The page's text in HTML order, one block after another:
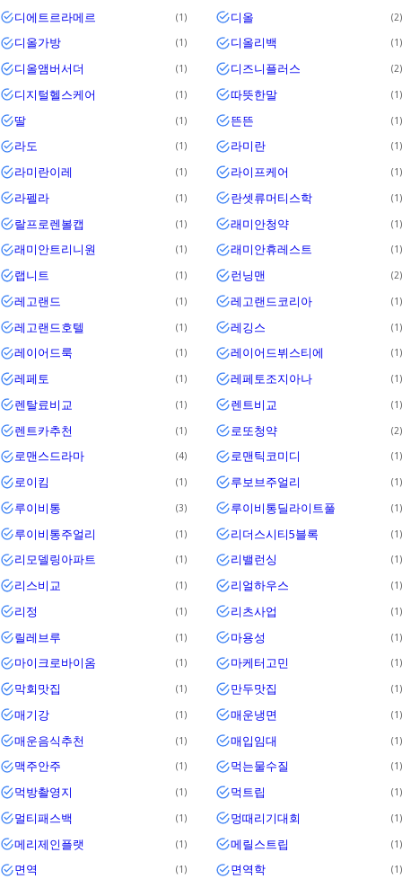
디에트르라메르 1 디올 2
디올가방 1 디올리백 1
디올앰버서더 1 디즈니플러스 2
디지털헬스케어 1 따뜻한말 1
딸 1 뜬뜬 1
라도 1 라미란 1
라미란이레 1 라이프케어 1
라펠라 1 란셋류머티스학 1
랄프로렌볼캡 1 래미안청약 1
래미안트리니원 1 래미안휴레스트 1
랩니트 1 런닝맨 2
레고랜드 1 레고랜드코리아 1
레고랜드호텔 1 레깅스 1
레이어드룩 1 레이어드뷔스티에 1
레페토 1 레페토조지아나 1
렌탈료비교 1 렌트비교 1
렌트카추천 1 로또청약 2
로맨스드라마 4 로맨틱코미디 1
로이킴 1 루보브주얼리 1
루이비통 3 루이비통딜라이트풀 1
루이비통주얼리 1 리더스시티5블록 1
리모델링아파트 1 리밸런싱 1
리스비교 1 리얼하우스 1
리정 1 리츠사업 1
릴레브루 1 마용성 1
마이크로바이옴 1 마케터고민 1
막회맛집 1 만두맛집 1
매기강 1 매운냉면 1
매운음식추천 1 매입임대 1
맥주안주 1 먹는물수질 1
먹방촬영지 1 먹트립 1
멀티패스백 1 멍때리기대회 1
메리제인플랫 1 메릴스트립 1
면역 1 면역학 1